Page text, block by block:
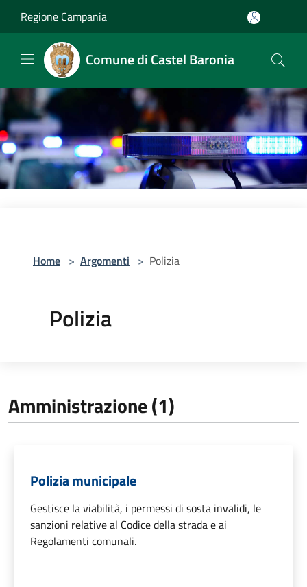
Regione Campania
Comune di Castel Baronia
Home > Argomenti > Polizia
Polizia
Amministrazione (1)
Polizia municipale
Gestisce la viabilità, i permessi di sosta invalidi, le
sanzioni relative al Codice della strada e ai
Regolamenti comunali.